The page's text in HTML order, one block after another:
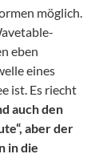
möglich.
eben
eines
ist. Es riecht
auch den
aber der
in die